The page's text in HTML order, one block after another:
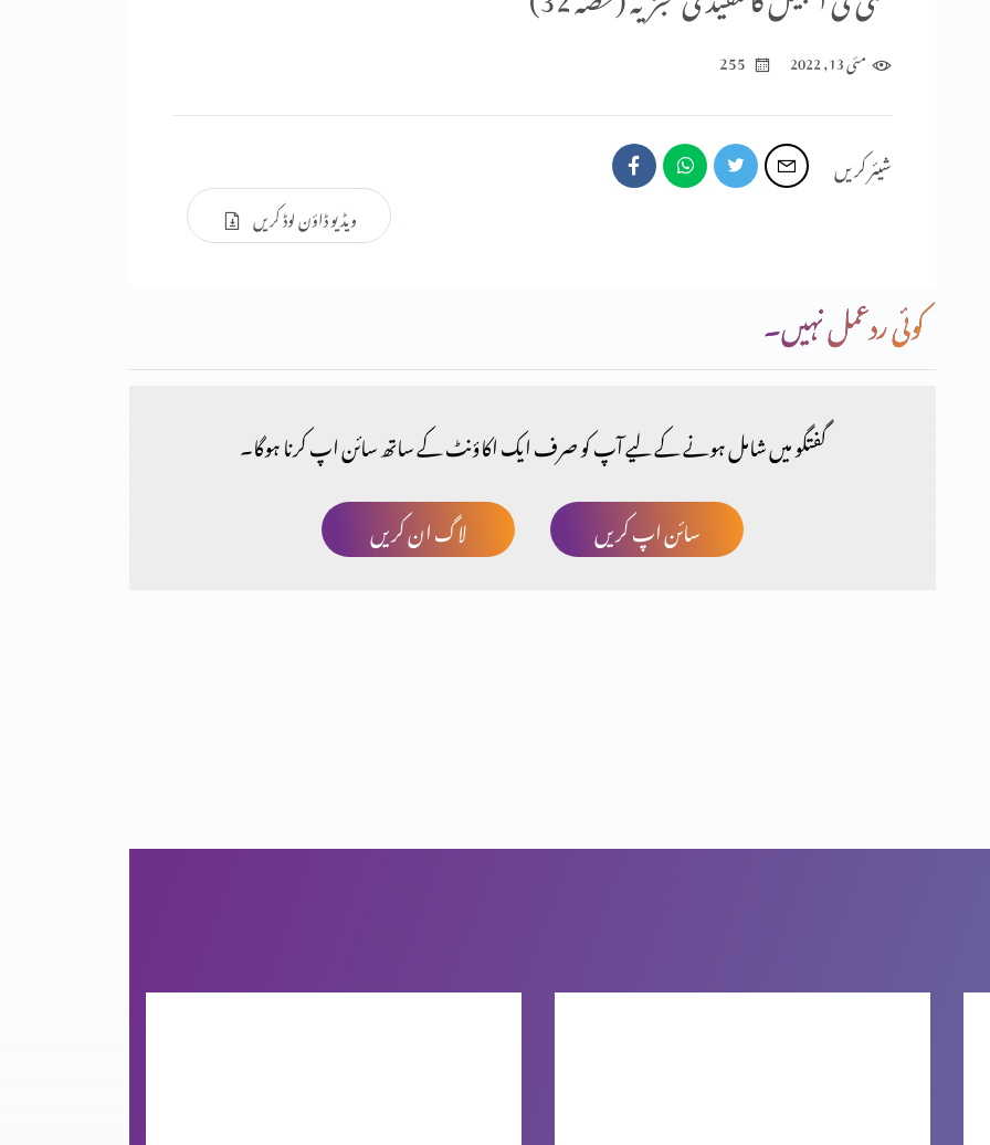
مئی 13, 2022 255
شیئر کریں
ویڈیو ڈاؤن لوڈ کریں
کوئی ردعمل نہیں۔
گفتگو میں شامل ہونے کے لیے آپ کو صرف ایک اکاؤنٹ کے ساتھ سائن اپ کرنا ہوگا۔
لاگ ان کریں
سائن اپ کریں